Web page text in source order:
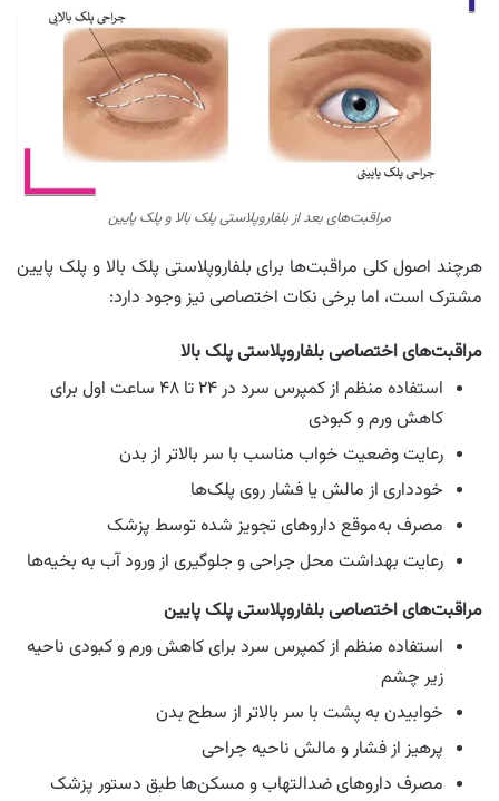
مراقبت‌های بعد از بلفاروپلاستی پلک بالا و پلک پایین
هرچند اصول کلی مراقبت‌ها برای بلفاروپلاستی پلک بالا و پلک پایین
مشترک است، اما برخی نکات اختصاصی نیز وجود دارد:
مراقبت‌های اختصاصی بلفاروپلاستی پلک بالا
استفاده منظم از کمپرس سرد در ۲۴ تا ۴۸ ساعت اول برای
کاهش ورم و کبودی
رعایت وضعیت خواب مناسب با سر بالاتر از بدن
خودداری از مالش یا فشار روی پلک‌ها
مصرف به‌موقع داروهای تجویز شده توسط پزشک
رعایت بهداشت محل جراحی و جلوگیری از ورود آب به بخیه‌ها
مراقبت‌های اختصاصی بلفاروپلاستی پلک پایین
استفاده منظم از کمپرس سرد برای کاهش ورم و کبودی ناحیه
زیر چشم
خوابیدن به پشت با سر بالاتر از سطح بدن
پرهیز از فشار و مالش ناحیه جراحی
مصرف داروهای ضدالتهاب و مسکن‌ها طبق دستور پزشک